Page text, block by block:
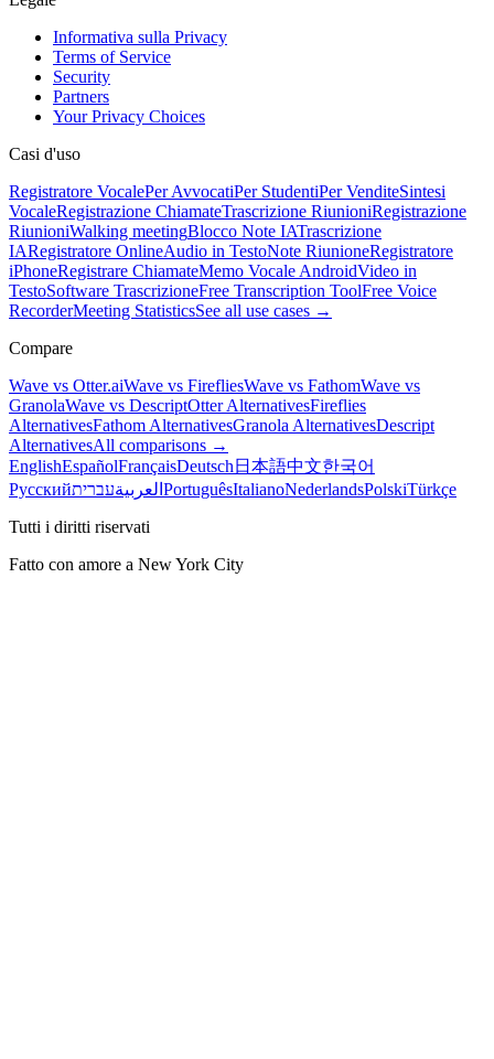
Informativa sulla Privacy
Terms of Service
Security
Partners
Your Privacy Choices
Casi d'uso
Registratore VocalePer AvvocatiPer StudentiPer VenditeSintesi
VocaleRegistrazione ChiamateTrascrizione RiunioniRegistrazione
RiunioniWalking meetingBlocco Note IATrascrizione
IARegistratore OnlineAudio in TestoNote RiunioneRegistratore
iPhoneRegistrare ChiamateMemo Vocale AndroidVideo in
TestoSoftware TrascrizioneFree Transcription ToolFree Voice
RecorderMeeting StatisticsSee all use cases →
Compare
Wave vs Otter.aiWave vs FirefliesWave vs FathomWave vs
GranolaWave vs DescriptOtter AlternativesFireflies
AlternativesFathom AlternativesGranola AlternativesDescript
AlternativesAll comparisons →
EnglishEspañolFrançaisDeutsch日本語中文한국어
Русский
العربيةעברית PortuguêsItalianoNederlandsPolskiTürkçe
Tutti i diritti riservati
Fatto con amore a New York City